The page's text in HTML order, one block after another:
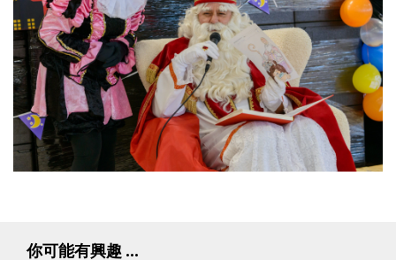
你可能有興趣 ...